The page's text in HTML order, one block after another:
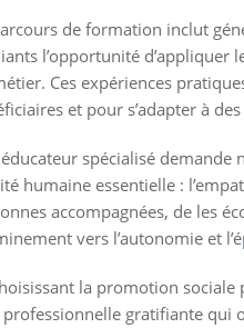
de formation inclut
l’opportunité d’appliquer
Ces expériences
et pour s’adapter à
spécialisé demande
humaine essentielle :
accompagnées, de les
vers l’autonomie et
la promotion sociale
gratifiante qui